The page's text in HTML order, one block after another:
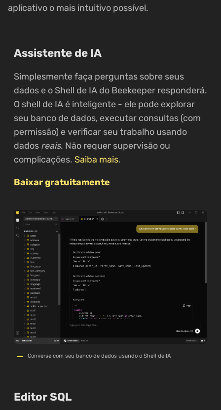
aplicativo o mais intuitivo possível.
Assistente de IA
Simplesmente faça perguntas sobre seus
dados e o Shell de IA do Beekeeper responderá.
O shell de IA é inteligente - ele pode explorar
seu banco de dados, executar consultas (com
permissão) e verificar seu trabalho usando
dados reais. Não requer supervisão ou
complicações. Saiba mais.
Baixar gratuitamente
Converse com seu banco de dados usando o Shell de IA
Editor SQL